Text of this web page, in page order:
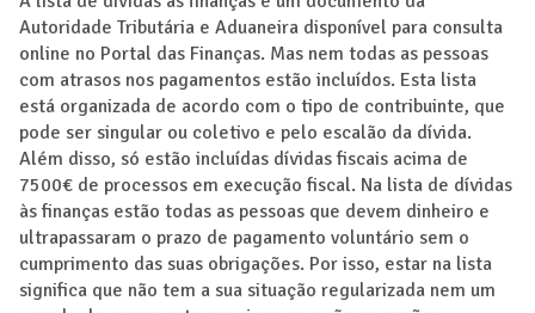
Autoridade Tributária e Aduaneira disponível para consulta
online no Portal das Finanças. Mas nem todas as pessoas
com atrasos nos pagamentos estão incluídos. Esta lista
está organizada de acordo com o tipo de contribuinte, que
pode ser singular ou coletivo e pelo escalão da dívida.
Além disso, só estão incluídas dívidas fiscais acima de
7500€ de processos em execução fiscal. Na lista de dívidas
às finanças estão todas as pessoas que devem dinheiro e
ultrapassaram o prazo de pagamento voluntário sem o
cumprimento das suas obrigações. Por isso, estar na lista
significa que não tem a sua situação regularizada nem um